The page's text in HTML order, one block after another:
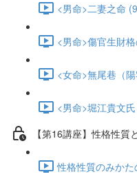
<男命>二妻之命
<男命>傷官生財
<女命>無尾巷（
<男命>堀江貴文
【第16講座】性格性
性格性質のみか